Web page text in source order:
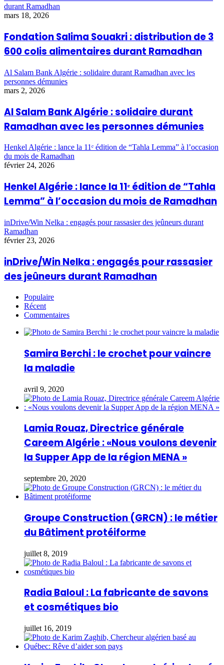
durant Ramadhan
mars 18, 2026
Fondation Salima Souakri : distribution de 3
600 colis alimentaires durant Ramadhan
Al Salam Bank Algérie : solidaire durant Ramadhan avec les
personnes démunies
mars 2, 2026
Al Salam Bank Algérie : solidaire durant
Ramadhan avec les personnes démunies
Henkel Algérie : lance la 11ᵉ édition de “Tahla Lemma” à l’occasion
du mois de Ramadhan
février 24, 2026
Henkel Algérie : lance la 11ᵉ édition de “Tahla
Lemma” à l’occasion du mois de Ramadhan
inDrive/Win Nelka : engagés pour rassasier des jeûneurs durant
Ramadhan
février 23, 2026
inDrive/Win Nelka : engagés pour rassasier
des jeûneurs durant Ramadhan
Populaire
Récent
Commentaires
Samira Berchi : le crochet pour vaincre
la maladie
avril 9, 2020
Lamia Rouaz, Directrice générale
Careem Algérie : «Nous voulons devenir
la Supper App de la région MENA »
septembre 20, 2020
Groupe Construction (GRCN) : le métier
du Bâtiment protéiforme
juillet 8, 2019
Radia Baloul : La fabricante de savons
et cosmétiques bio
juillet 16, 2019